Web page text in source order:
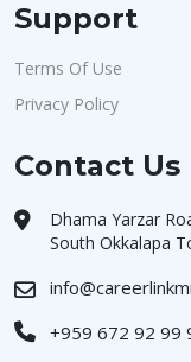
Support
Terms Of Use
Privacy Policy
Contact Us
Dhama Yarzar
South Okkalapa
+959 672 92 99